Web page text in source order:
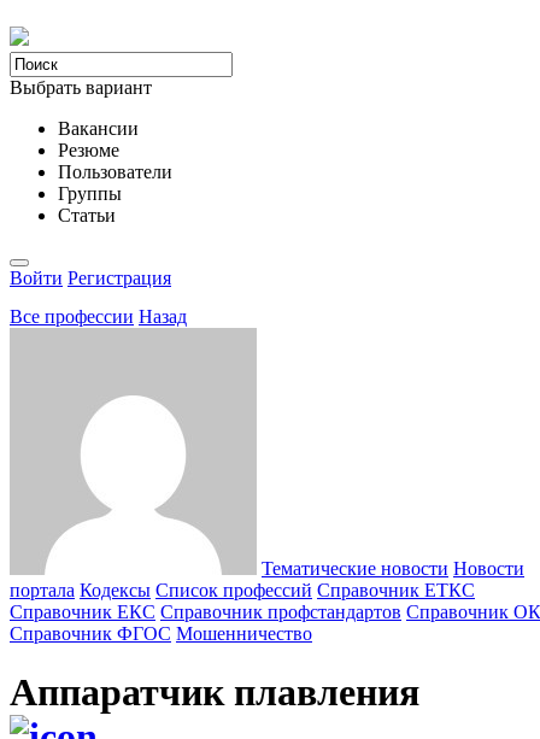
Выбрать вариант
Вакансии
Резюме
Пользователи
Группы
Статьи
Войти Регистрация
Все професcии Назад
Тематические новости Новости
портала Кодексы Cписок профессий Справочник ЕТКС
Справочник ЕКС Справочник профстандартов Справочник
Справочник ФГОС Мошенничество
Аппаратчик плавления